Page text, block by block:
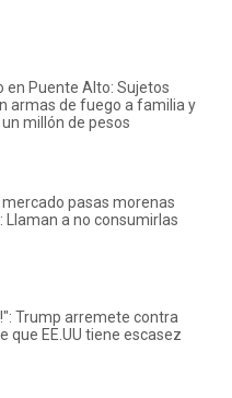
en Puente Alto: Sujetos
armas de fuego a familia y
millón de pesos
pasas morenas
Llaman a no consumirlas
Trump arremete contra
que EE.UU tiene escasez